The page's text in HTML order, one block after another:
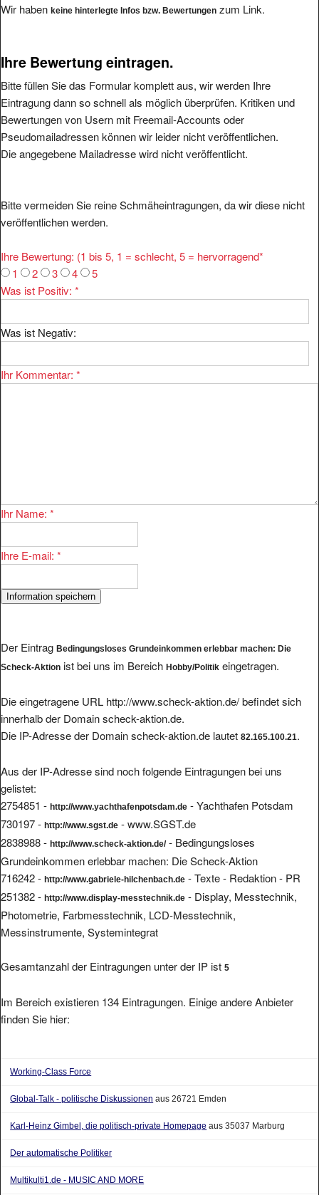
Wir haben keine hinterlegte Infos bzw. Bewertungen zum Link.
Ihre Bewertung eintragen.
Bitte füllen Sie das Formular komplett aus, wir werden Ihre
Eintragung dann so schnell als möglich überprüfen. Kritiken und
Bewertungen von Usern mit Freemail-Accounts oder
Pseudomailadressen können wir leider nicht veröffentlichen.
Die angegebene Mailadresse wird nicht veröffentlicht.
Bitte vermeiden Sie reine Schmäheintragungen, da wir diese nicht
veröffentlichen werden.
Ihre Bewertung: (1 bis 5, 1 = schlecht, 5 = hervorragend*
1
2 3 4
5
Was ist Positiv: *
Was ist Negativ:
Ihr Kommentar: *
Ihr Name: *
Ihre E-mail: *
Der Eintrag Bedingungsloses Grundeinkommen erlebbar machen: Die
Scheck-Aktion ist bei uns im Bereich Hobby/Politik eingetragen.
Die eingetragene URL http://www.scheck-aktion.de/ befindet sich
innerhalb der Domain scheck-aktion.de.
Die IP-Adresse der Domain scheck-aktion.de lautet 82.165.100.21.
Aus der IP-Adresse sind noch folgende Eintragungen bei uns
gelistet:
2754851 - http://www.yachthafenpotsdam.de - Yachthafen Potsdam
730197 - http://www.sgst.de - www.SGST.de
2838988 - http://www.scheck-aktion.de/- Bedingungsloses
Grundeinkommen erlebbar machen: Die Scheck-Aktion
716242 - http://www.gabriele-hilchenbach.de - Texte - Redaktion - PR
251382 - http://www.display-messtechnik.de - Display, Messtechnik,
Photometrie, Farbmesstechnik, LCD-Messtechnik,
Messinstrumente, Systemintegrat
Gesamtanzahl der Eintragungen unter der IP ist 5
Im Bereich existieren 134 Eintragungen. Einige andere Anbieter
finden Sie hier:
Working-Class Force
Global-Talk - politische Diskussionen aus 26721 Emden
Karl-Heinz Gimbel, die politisch-private Homepage aus 35037 Marburg
Der automatische Politiker
Multikulti1.de - MUSIC AND MORE